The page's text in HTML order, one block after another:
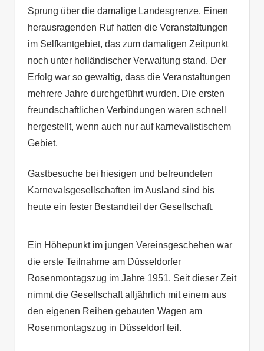
Sprung über die damalige Landesgrenze. Einen
herausragenden Ruf hatten die Veranstaltungen
im Selfkantgebiet, das zum damaligen Zeitpunkt
noch unter holländischer Verwaltung stand. Der
Erfolg war so gewaltig, dass die Veranstaltungen
mehrere Jahre durchgeführt wurden. Die ersten
freundschaftlichen Verbindungen waren schnell
hergestellt, wenn auch nur auf karnevalistischem
Gebiet.
Gastbesuche bei hiesigen und befreundeten
Karnevalsgesellschaften im Ausland sind bis
heute ein fester Bestandteil der Gesellschaft.
Ein Höhepunkt im jungen Vereinsgeschehen war
die erste Teilnahme am Düsseldorfer
Rosenmontagszug im Jahre 1951. Seit dieser Zeit
nimmt die Gesellschaft alljährlich mit einem aus
den eigenen Reihen gebauten Wagen am
Rosenmontagszug in Düsseldorf teil.